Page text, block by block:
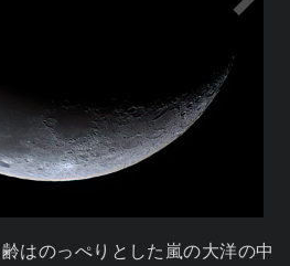
はのっぺりとした嵐の大洋の中